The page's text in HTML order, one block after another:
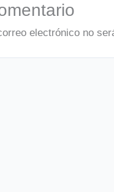
electrónico no